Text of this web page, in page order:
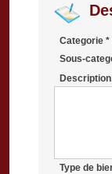
Categorie *
Sous-
Type de